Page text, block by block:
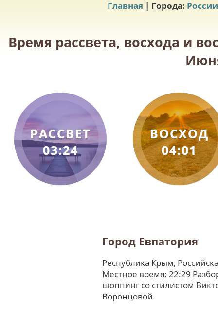
Главная | Города: России
Время рассвета, восхода и
РАССВЕТ
03:24
ВОСХОД
04:01
Город Евпатория
Республика Крым,
Местное время: 22:29
шоппинг со стилистом
Воронцовой.